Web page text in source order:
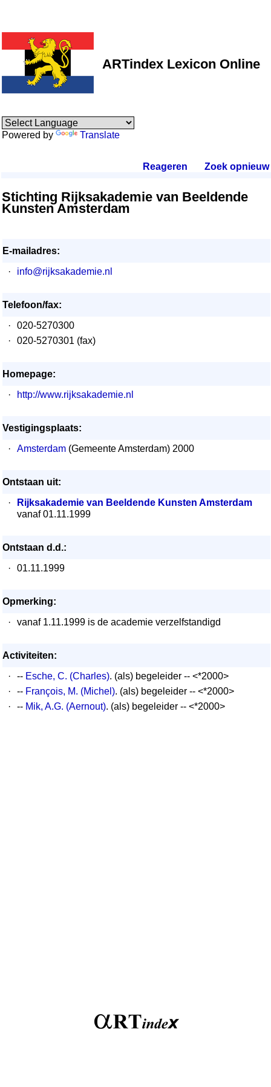
ARTindex Lexicon Online
Powered by Translate
Reageren Zoek opnieuw.
Stichting Rijksakademie van Beeldende
Kunsten Amsterdam
E-mailadres:
·
info@rijksakademie.nl
Telefoon/fax:
·
020-5270300
·
020-5270301 (fax)
Homepage:
·
http://www.rijksakademie.nl
Vestigingsplaats:
·
Amsterdam (Gemeente Amsterdam) 2000
Ontstaan uit:
·
Rijksakademie van Beeldende Kunsten Amsterdam
vanaf 01.11.1999
Ontstaan d.d.:
·
01.11.1999
Opmerking:
·
vanaf 1.11.1999 is de academie verzelfstandigd
Activiteiten:
·
-- Esche, C. (Charles). (als) begeleider -- <*2000>
·
-- François, M. (Michel). (als) begeleider -- <*2000>
·
-- Mik, A.G. (Aernout). (als) begeleider -- <*2000>